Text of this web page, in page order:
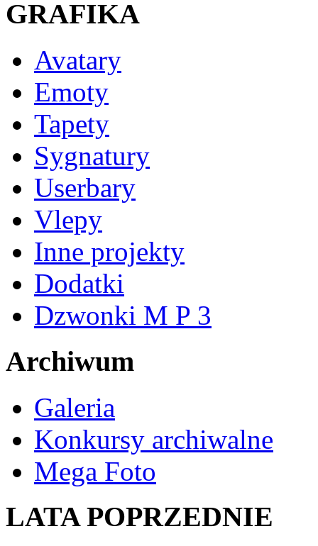
GRAFIKA
Avatary
Emoty
Tapety
Sygnatury
Userbary
Vlepy
Inne projekty
Dodatki
Dzwonki M P 3
Archiwum
Galeria
Konkursy archiwalne
Mega Foto
LATA POPRZEDNIE